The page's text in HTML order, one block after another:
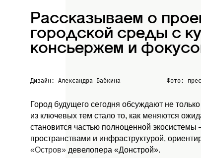
Рассказываем о
городской среды с
консьержем и
Дизайн: Александра Бабкина Фото:
Город будущего сегодня обсуждают не
из ключевых тем стало то, как меняются
становится частью полноценной
пространствами и инфраструктурой,
«Остров» девелопера «Донстрой».